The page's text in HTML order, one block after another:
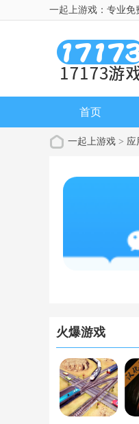
一起上游戏：专业免
首页
一起上游戏 > 应
火爆游戏